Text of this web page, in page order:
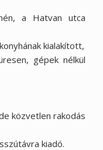
a Hatvan utca
kialakított,
gépek nélkül
közvetlen rakodás
kiadó.